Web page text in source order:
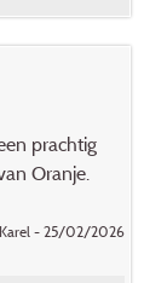
prachtig
Oranje.
- 25/02/2026